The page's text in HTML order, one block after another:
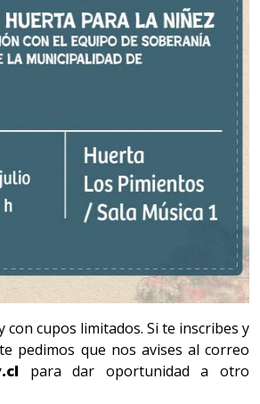
cupos limitados. Si te inscribes y
pedimos que nos avises al correo
para dar oportunidad a otro